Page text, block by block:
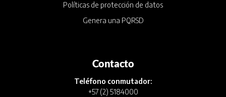
Políticas de protección de datos
Genera una PQRSD
Contacto
Teléfono conmutador:
+57 (2) 5184000